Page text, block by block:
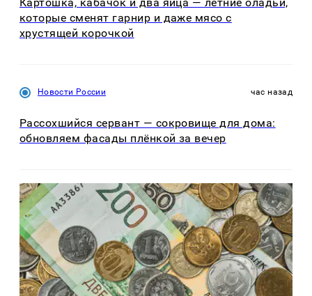
которые сменят гарнир и даже мясо с
хрустящей корочкой
Новости России час назад
Рассохшийся сервант — сокровище для дома:
обновляем фасады плёнкой за вечер